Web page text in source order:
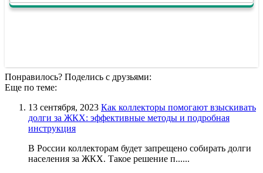
Понравилось? Поделись с друзьями:
Еще по теме:
13 сентября, 2023 Как коллекторы помогают взыскивать
долги за ЖКХ: эффективные методы и подробная
инструкция
В России коллекторам будет запрещено собирать долги
населения за ЖКХ. Такое решение п......